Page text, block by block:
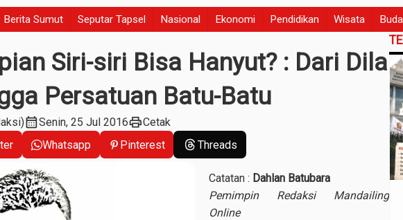
Berita Sumut Seputar Tapsel Nasional Ekonomi Pendidikan Wisata
Siri-siri Bisa Hanyut? : Dari Dila
Persatuan Batu-Batu
calendar_monthSenin, 25 Jul 2016printCetak
Whatsapp Pinterest Threads
Catatan : Dahlan Batubara
Pemimpin Redaksi Mandailing
Online